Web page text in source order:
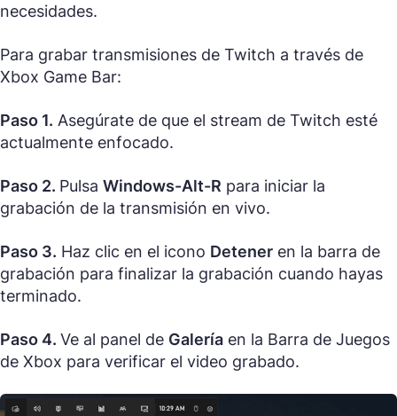
necesidades.
Para grabar transmisiones de Twitch a través de
Xbox Game Bar:
Paso 1. Asegúrate de que el stream de Twitch esté
actualmente enfocado.
Paso 2. Pulsa Windows-Alt-R para iniciar la
grabación de la transmisión en vivo.
Paso 3. Haz clic en el icono Detener en la barra de
grabación para finalizar la grabación cuando hayas
terminado.
Paso 4. Ve al panel de Galería en la Barra de Juegos
de Xbox para verificar el video grabado.